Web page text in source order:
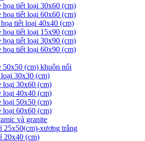
họa tiết loại 30x60 (cm)
họa tiết loại 60x60 (cm)
tiết loại 40x40 (cm)
họa tiết loại 15x90 (cm)
họa tiết loại 30x90 (cm)
họa tiết loại 60x90 (cm)
50x50 (cm) khuôn nổi
30x30 (cm)
loại 30x60 (cm)
loại 40x40 (cm)
loại 50x50 (cm)
loại 60x60 (cm)
và granite
25x50(cm)-xương trắng
20x40 (cm)